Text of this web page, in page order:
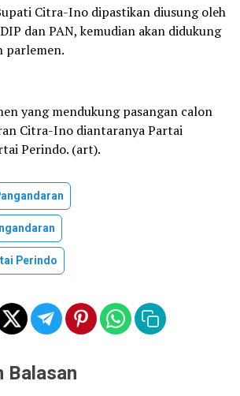
Citra-Ino dipastikan diusung oleh
dan PAN, kemudian akan didukung
parlemen.
yang mendukung pasangan calon
Citra-Ino diantaranya Partai
Perindo. (art).
Perindo
Balasan